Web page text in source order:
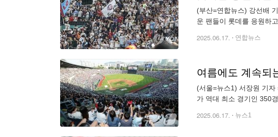
(부산=연합뉴스) 강선배
운 팬들이 롯데를 응원하
2025.06.17. 연합뉴스
여름에도 계속되
(서울=뉴스1) 서장원 기
가 역대 최소 경기인 350
2025.06.17. 뉴스1